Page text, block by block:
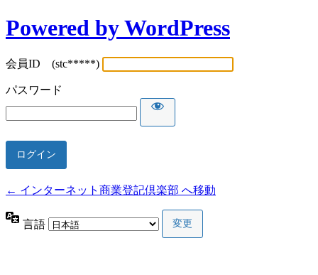
Powered by WordPress
会員ID (stc*****)
パスワード
← インターネット商業登記倶楽部 へ移動
言語